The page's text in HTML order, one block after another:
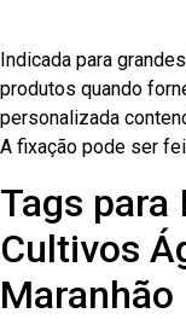
Indicada para
produtos quando
personalizada
A fixação pode ser
Tags
Cultivos
Maranhão